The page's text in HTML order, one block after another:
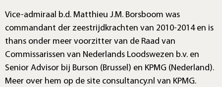
Vice-admiraal b.d. Matthieu J.M. Borsboom was
commandant der zeestrijdkrachten van 2010-2014 en is
thans onder meer voorzitter van de Raad van
Commissarissen van Nederlands Loodswezen b.v. en
Senior Advisor bij Burson (Brussel) en KPMG (Nederland).
Meer over hem op de site consultancy.nl van KPMG.